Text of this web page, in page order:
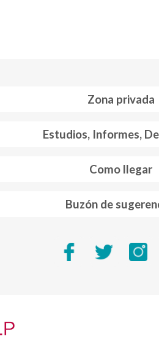
Zona privada
Estudios, Informes,
Como llegar
Buzón de